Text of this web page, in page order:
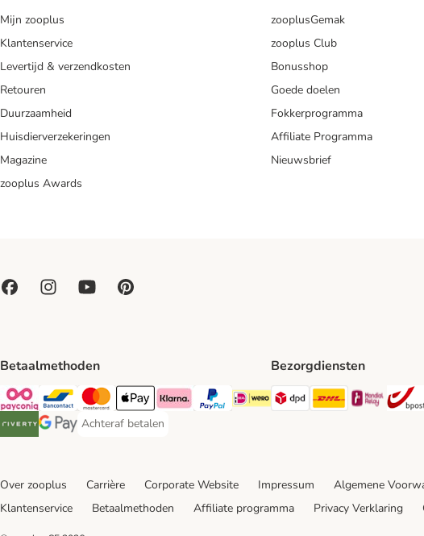
Mijn zooplus
Klantenservice
Levertijd & verzendkosten
Retouren
Duurzaamheid
Huisdierverzekeringen
Magazine
zooplus Awards
zooplusGemak
zooplus Club
Bonusshop
Goede doelen
Fokkerprogramma
Affiliate Programma
Nieuwsbrief
Betaalmethoden
Payconiq Payment Method
Bancontact Payment Method
Mastercard Payment Method
Apple Pay Payment Method
Klarna Payment Method
PayPal Payment Method
iDeal Payment Method
Riverty Payment Method
Google Pay Payment Method
Achteraf betalen
Achteraf betalen Payment Method
Bezorgdiensten
Dpd Shipping Method
DHL Shipping
Over zooplus Carrière Corporate Website Impressum Algemene
Klantenservice
Betaalmethoden Affiliate programma Privacy Verklaring